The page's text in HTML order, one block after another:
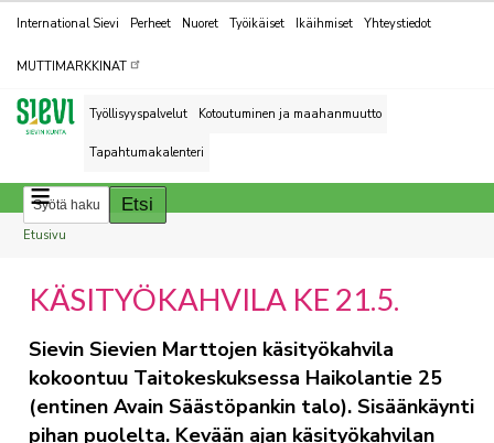
Kohderyhmät
International Sievi Perheet Nuoret Työikäiset Ikäihmiset Yhteystiedot
MUTTIMARKKINAT
Työllisyyspalvelut Kotoutuminen ja maahanmuutto
Tapahtumakalenteri
Breadcrumbs
You
here:
Etusivu
KÄSITYÖKAHVILA KE 21.5.
Sievin Sievien Marttojen käsityökahvila
kokoontuu Taitokeskuksessa Haikolantie 25
(entinen Avain Säästöpankin talo). Sisäänkäynti
pihan puolelta. Kevään ajan käsityökahvilan